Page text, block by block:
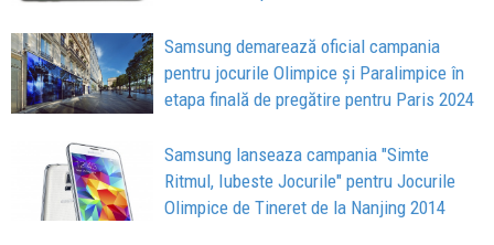
Samsung demarează oficial campania
pentru jocurile Olimpice și Paralimpice în
etapa finală de pregătire pentru Paris 2024
Samsung lanseaza campania "Simte
Ritmul, Iubeste Jocurile" pentru Jocurile
Olimpice de Tineret de la Nanjing 2014